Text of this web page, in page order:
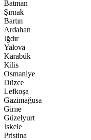
Batman
Şırnak
Bartın
Ardahan
Iğdır
Yalova
Karabük
Kilis
Osmaniye
Düzce
Lefkoşa
Gazimağusa
Girne
Güzelyurt
İskele
Pristina